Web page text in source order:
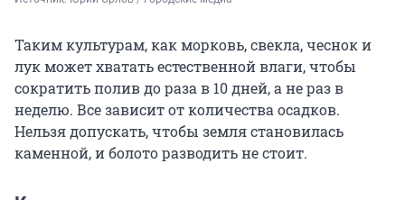
Таким культурам, как морковь, свекла, чеснок и
лук может хватать естественной влаги, чтобы
сократить полив до раза в 10 дней, а не раз в
неделю. Все зависит от количества осадков.
Нельзя допускать, чтобы земля становилась
каменной, и болото разводить не стоит.